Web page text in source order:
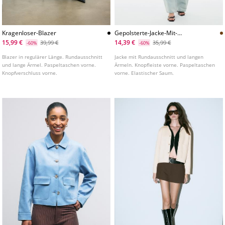
Kragenloser-Blazer
15,99 €
-60% 39,99 €
Blazer in regulärer Länge. Rundausschnitt
und lange Ärmel. Paspeltaschen vorne.
Knopfverschluss vorne.
Gepolsterte-Jacke-Mit-
Rundausschnitt
14,39 € -60% 35,99 €
Jacke mit Rundausschnitt und langen
Ärmeln. Knopfleiste vorne. Paspeltaschen
vorne. Elastischer Saum.